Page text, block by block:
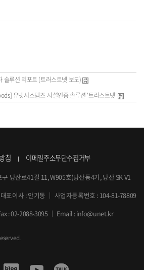
솔루션 리포트 (트러스트넷 보도)
유넷시스템즈-사설인증 솔루션 '트러스트넷'
침
이메일주소무단수집거부
당산로41길 11, W905호(당산동4가, 당산 SK V1
대표이사 : 안기동 ｜ 사업자등록번호 : 104-81-78809
: 02-2088-3095 ｜ Email :info@unet.kr